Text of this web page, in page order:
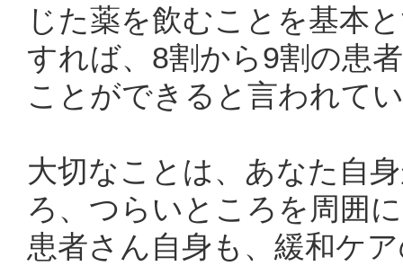
じた薬を飲むことを基本
すれば、8割から9割の患
ことができると言われて
大切なことは、あなた自
ろ、つらいところを周囲
患者さん自身も、緩和ケ